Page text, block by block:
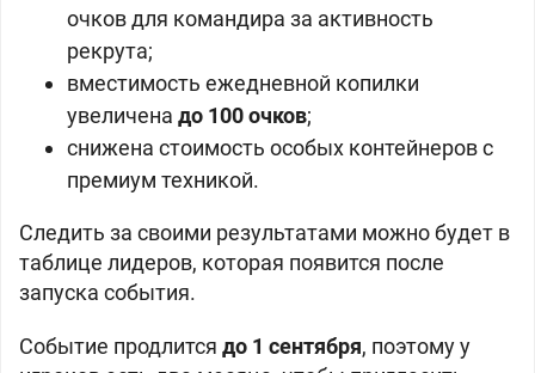
очков для командира за активность
рекрута;
вместимость ежедневной копилки
увеличена до 100 очков;
снижена стоимость особых контейнеров с
премиум техникой.
Следить за своими результатами можно будет в
таблице лидеров, которая появится после
запуска события.
Событие продлится до 1 сентября, поэтому у